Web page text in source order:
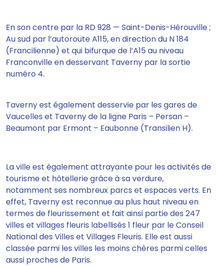
En son centre par la RD 928 — Saint-Denis-Hérouville ;
Au sud par l’autoroute A115, en direction du N 184
(Francilienne) et qui bifurque de l’A15 au niveau
Franconville en desservant Taverny par la sortie
numéro 4.
Taverny est également desservie par les gares de
Vaucelles et Taverny de la ligne Paris – Persan –
Beaumont par Ermont – Eaubonne (Transilien H).
La ville est également attrayante pour les activités de
tourisme et hôtellerie grâce à sa verdure,
notamment ses nombreux parcs et espaces verts. En
effet, Taverny est reconnue au plus haut niveau en
termes de fleurissement et fait ainsi partie des 247
villes et villages fleuris labellisés 1 fleur par le Conseil
National des Villes et Villages Fleuris. Elle est aussi
classée parmi les villes les moins chères parmi celles
aussi proches de Paris.